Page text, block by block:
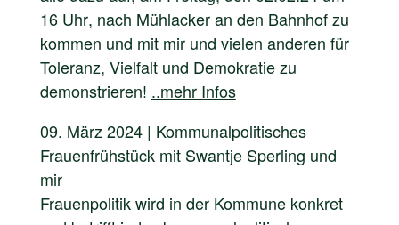
16 Uhr, nach Mühlacker an den Bahnhofzu
kommen und mit mir und vielen anderen für
Toleranz, Vielfalt und Demokratie zu
demonstrieren! ..mehr Infos
09. März 2024 | Kommunalpolitisches
Frauenfrühstück mit Swantje Sperling und
mir
Frauenpolitik wird in der Kommune konkret